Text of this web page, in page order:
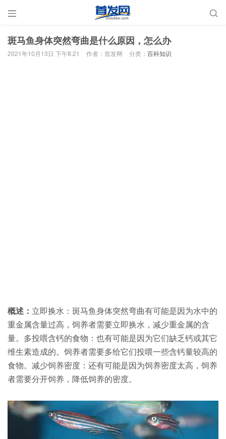
 
斑马鱼身体突然弯曲是什么原因，怎么办
2021年10月13日 下午8:21 作者：首发网 分类： 百科知识
概述： 立即换水：斑马鱼身体突然弯曲有可能是因为水中的
重金属含量过高，饲养者需要立即换水，减少重金属的含
量。多投喂含钙的食物：也有可能是因为它们缺乏钙或其它
维生素造成的。饲养者需要多给它们投喂一些含钙量较高的
食物。减少饲养密度：还有可能是因为饲养密度太高，饲养
者需要分开饲养，降低饲养的密度。